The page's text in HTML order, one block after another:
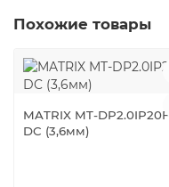
Похожие товары
MATRIX MT-DP2.0IP20F
DC (3,6мм)